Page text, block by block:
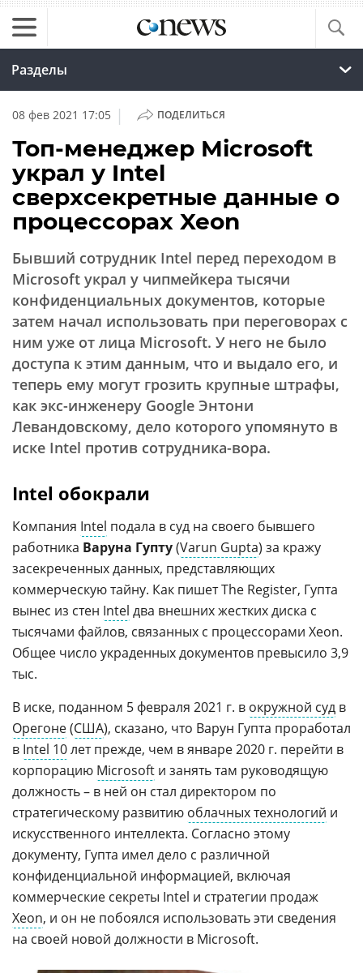
Разделы
08 фев 2021 17:05 | ПОДЕЛИТЬСЯ
Топ-менеджер Microsoft
украл у Intel
сверхсекретные данные о
процессорах Xeon
Бывший сотрудник Intel перед переходом в
Microsoft украл у чипмейкера тысячи
конфиденциальных документов, которые
затем начал использовать при переговорах с
ним уже от лица Microsoft. У него не было
доступа к этим данным, что и выдало его, и
теперь ему могут грозить крупные штрафы,
как экс-инженеру Google Энтони
Левандовскому, дело которого упомянуто в
иске Intel против сотрудника-вора.
Intel обокрали
Компания Intel подала в суд на своего бывшего
работника Варуна Гупту(Varun Gupta) за кражу
засекреченных данных, представляющих
коммерческую тайну. Как пишет The Register, Гупта
вынес из стен Intel два внешних жестких диска с
тысячами файлов, связанных с процессорами Xeon.
Общее число украденных документов превысило 3,9
тыс.
В иске, поданном 5 февраля 2021 г. в окружной суд в
Орегоне(США), сказано, что Варун Гупта проработал
в Intel 10лет прежде, чем в январе 2020 г. перейти в
корпорацию Microsoft и занять там руководящую
должность – в ней он стал директором по
стратегическому развитию облачных технологий и
искусственного интеллекта. Согласно этому
документу, Гупта имел дело с различной
конфиденциальной информацией, включая
коммерческие секреты Intel и стратегии продаж
Xeon, и он не побоялся использовать эти сведения
на своей новой должности в Microsoft.